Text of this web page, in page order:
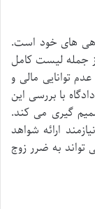
های خود است.
جمله لیست کامل
توانایی مالی و
با بررسی این
گیری می کند.
ارائه شواهد
به ضرر زوج